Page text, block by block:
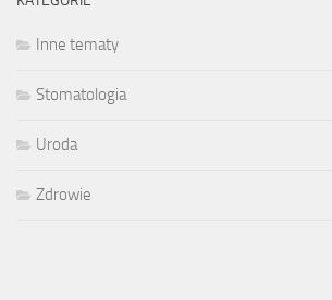
Inne tematy
Stomatologia
Uroda
Zdrowie